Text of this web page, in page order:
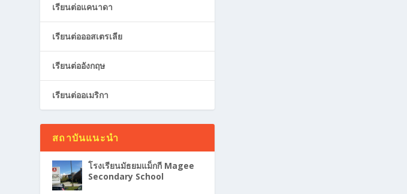
เรียนต่อแคนาดา
เรียนต่อออสเตรเลีย
เรียนต่ออังกฤษ
เรียนต่ออเมริกา
สถาบันแนะนำ
โรงเรียนมัธยมแม็กกี Magee
Secondary School